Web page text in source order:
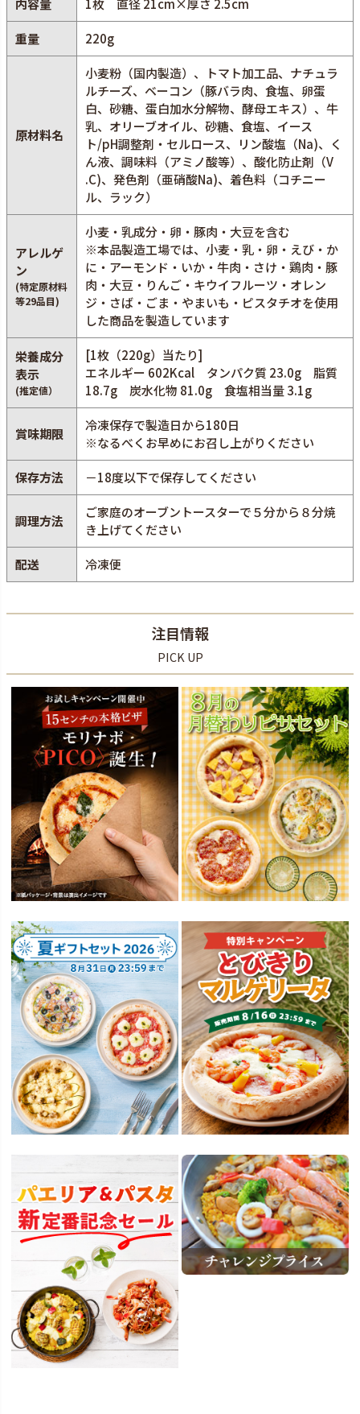
内容量 1枚 直径 21cm×厚さ 2.5cm
重量 220g
原材料名
小麦粉（国内製造）、トマト加工品、ナチュラ
ルチーズ、ベーコン（豚バラ肉、食塩、卵蛋
白、砂糖、蛋白加水分解物、酵母エキス）、牛
乳、オリーブオイル、砂糖、食塩、イース
ト/pH調整剤・セルロース、リン酸塩（Na)、く
ん液、調味料（アミノ酸等）、酸化防止剤（V
.C)、発色剤（亜硝酸Na)、着色料（コチニー
ル、ラック）
アレルゲ
ン
(特定原材料
等29品目)
小麦・乳成分・卵・豚肉・大豆を含む
※本品製造工場では、小麦・乳・卵・えび・か
に・アーモンド・いか・牛肉・さけ・鶏肉・豚
肉・大豆・りんご・キウイフルーツ・オレン
ジ・さば・ごま・やまいも・ピスタチオを使用
した商品を製造しています
栄養成分
表示
(推定値）
[1枚（220g）当たり]
エネルギー 602Kcal タンパク質 23.0g 脂質
18.7g 炭水化物 81.0g 食塩相当量 3.1g
賞味期限
冷凍保存で製造日から180日
※なるべくお早めにお召し上がりください
保存方法 －18度以下で保存してください
調理方法
ご家庭のオーブントースターで５分から８分焼
き上げてください
配送 冷凍便
注目情報
PICK UP